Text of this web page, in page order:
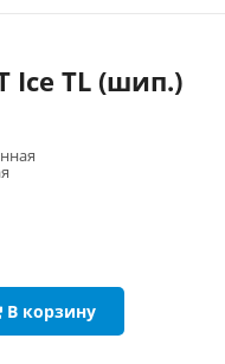
Ice TL (шип.)
В корзину